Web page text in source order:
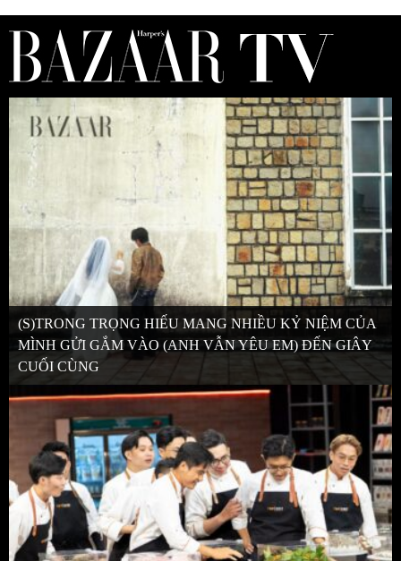
(S)TRONG TRỌNG HIẾU MANG NHIỀU KỶ NIỆM CỦA
MÌNH GỬI GẮM VÀO (ANH VẪN YÊU EM) ĐẾN GIÂY
CUỐI CÙNG